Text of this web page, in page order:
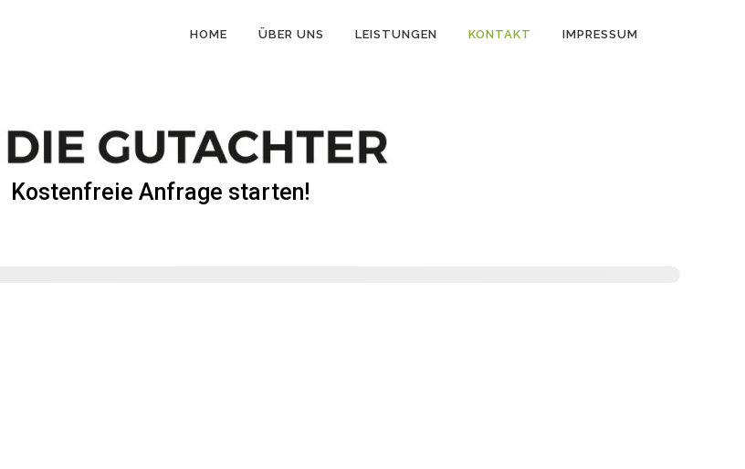
HOME ÜBER UNS LEISTUNGEN KONTAKT IMPRESSUM
Kostenfreie Anfrage starten!